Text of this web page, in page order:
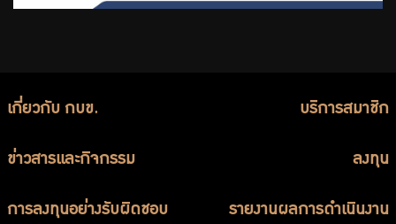
เกี่ยวกับ กบข. บริการสมาชิก
ข่าวสารและกิจกรรม ลงทุน
การลงทุนอย่างรับผิดชอบ รายงานผลการดำเนินงาน